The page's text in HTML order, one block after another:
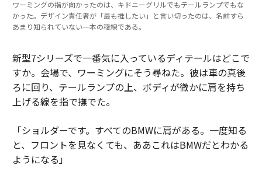
ワーミングの指が向かったのは、キドニーグリルでもテールランプでもな
かった。デザイン責任者が「最も推したい」と言い切ったのは、名前すら
あまり知られていない一本の稜線である。
新型7シリーズで一番気に入っているディテールはどこで
すか。会場で、ワーミングにそう尋ねた。彼は車の真後
ろに回り、テールランプの上、ボディが微かに肩を持ち
上げる線を指で撫でた。
「ショルダーです。すべてのBMWに肩がある。一度知る
と、フロントを見なくても、ああこれはBMWだとわかる
ようになる」